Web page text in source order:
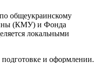
общеукраинскому
(КМУ) и Фонда
локальными
и оформлении.